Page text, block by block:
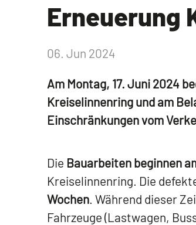
Erneuerung
06. Jun 2024
Am Montag, 17. Juni 2024
Kreiselinnenring und am
Einschränkungen vom
Die Bauarbeiten beginnen
Kreiselinnenring. Die
Wochen. Während dieser
Fahrzeuge (Lastwagen,